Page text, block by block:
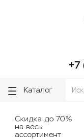
+7
Каталог
Скидка до 70%
на весь
ассортимент